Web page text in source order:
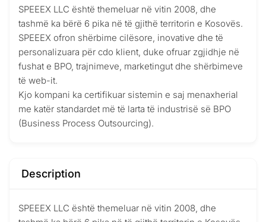
SPEEEX LLC është themeluar në vitin 2008, dhe
tashmë ka bërë 6 pika në të gjithë territorin e Kosovës.
SPEEEX ofron shërbime cilësore, inovative dhe të
personalizuara për cdo klient, duke ofruar zgjidhje në
fushat e BPO, trajnimeve, marketingut dhe shërbimeve
të web-it.
Kjo kompani ka certifikuar sistemin e saj menaxherial
me katër standardet më të larta të industrisë së BPO
(Business Process Outsourcing).
Description
SPEEEX LLC është themeluar në vitin 2008, dhe